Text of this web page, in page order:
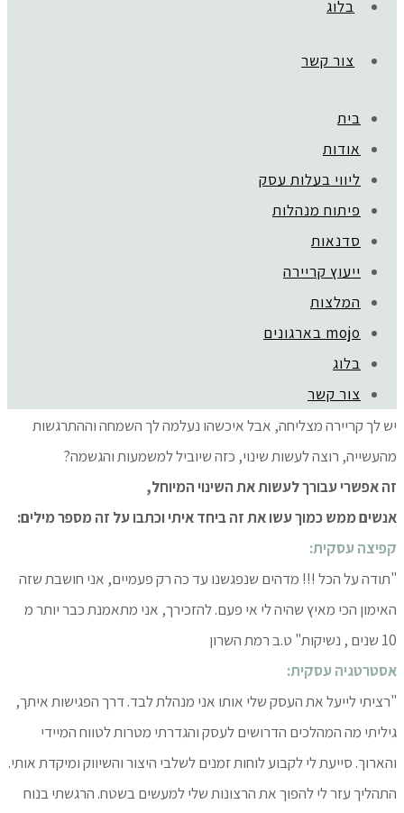
בלוג
צור קשר
בית
אודות
ליווי בעלות עסק
פיתוח מנהלות
סדנאות
ייעוץ קריירה
המלצות
mojo בארגונים
בלוג
צור קשר
כבר תקופה שיש לך מחשבות על עסק עצמאי משלך,
רוצה לדעת איך מתגברים על הפחדים והופכים חלום למציאות של
הצלחה?
העסק שפתחת מתקדם יפה,
אבל בפנים מרגיש לך שהדברים לא זזים מספיק מהר,
רוצה לפרוץ קדימה לשפע כלכלי וחופש?
יש לך קריירה מצליחה, אבל איכשהו נעלמה לך השמחה וההתרגשות
מהעשייה, רוצה לעשות שינוי, כזה שיוביל למשמעות והגשמה?
זה אפשרי עבורך לעשות את השינוי המיוחל,
אנשים ממש כמוך עשו את זה ביחד איתי וכתבו על זה מספר מילים:
קפיצה עסקית:
"תודה על הכל !!! מדהים שנפגשנו עד כה רק פעמיים, אני חושבת שזה
האימון הכי מאיץ שהיה לי אי פעם. להזכירך, אני מתאמנת כבר יותר מ
10 שנים , נשיקות" ט.ב רמת השרון
אסטרטגיה עסקית:
"רציתי לייעל את העסק שלי אותו אני מנהלת לבד. דרך הפגישות איתך,
גיליתי מה המהלכים הדרושים לעסק והגדרתי מטרות לטווח המיידי
והארוך. סייעת לי לקבוע לוחות זמנים לשלבי היצור והשיווק ומיקדת אותי.
התהליך עזר לי להפוך את הרצונות שלי למעשים בשטח. הרגשתי בנוח